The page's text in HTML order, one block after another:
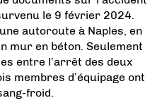
le 9 février 2024.
autoroute à Naples, en
mur en béton. Seulement
entre l’arrêt des deux
membres d’équipage ont
froid.